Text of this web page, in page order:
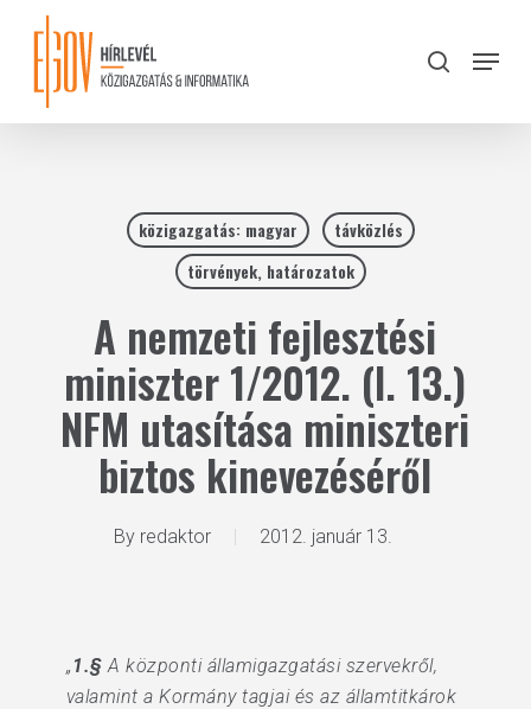
content
search
Menu
közigazgatás: magyar
távközlés
törvények, határozatok
A nemzeti fejlesztési
miniszter 1/2012. (I. 13.)
NFM utasítása miniszteri
biztos kinevezéséről
By redaktor 2012. január 13.
„ 1.§ A központi államigazgatási szervekről,
valamint a Kormány tagjai és az államtitkárok
Close